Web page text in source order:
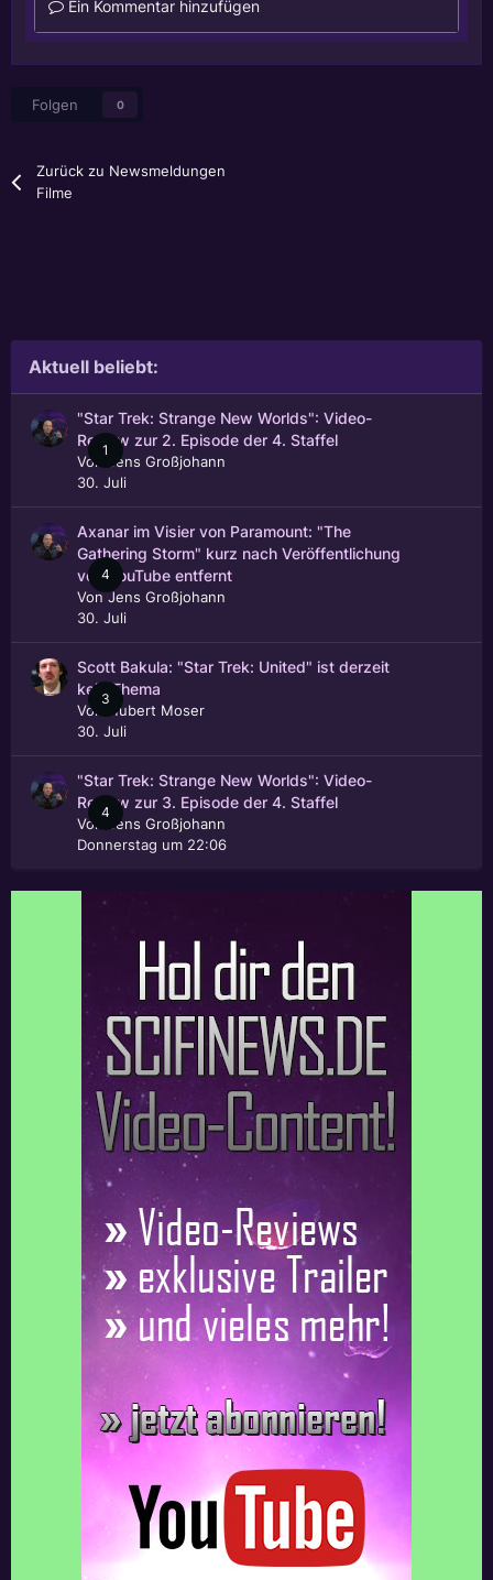
Ein Kommentar hinzufügen
Folgen 0
Zurück zu Newsmeldungen
Filme
Aktuell beliebt:
1
"Star Trek: Strange New Worlds": Video-
Review zur 2. Episode der 4. Staffel
Von
Jens Großjohann
30. Juli
4
Axanar im Visier von Paramount: "The
Gathering Storm" kurz nach Veröffentlichung
von YouTube entfernt
VonJens Großjohann
30. Juli
3
Scott Bakula: "Star Trek: United" ist derzeit
kein Thema
Von
Hubert Moser
30. Juli
4
"Star Trek: Strange New Worlds": Video-
Review zur 3. Episode der 4. Staffel
Von
Jens Großjohann
Donnerstag um 22:06